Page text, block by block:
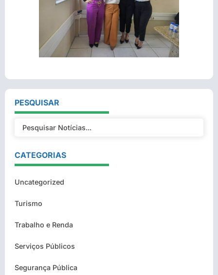
PESQUISAR
CATEGORIAS
Uncategorized
Turismo
Trabalho e Renda
Serviços Públicos
Segurança Pública